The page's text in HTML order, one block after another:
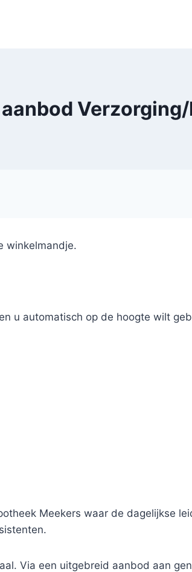
winkelmandje.
u automatisch op de hoogte wilt
Meekers waar de dagelijkse
Via een uitgebreid aanbod aan